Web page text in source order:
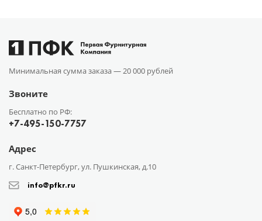
Минимальная сумма заказа —20 000 рублей
Звоните
Бесплатно по РФ:
+7-495-150-7757
Адрес
г. Санкт-Петербург, ул. Пушкинская, д.10
info@pfkr.ru